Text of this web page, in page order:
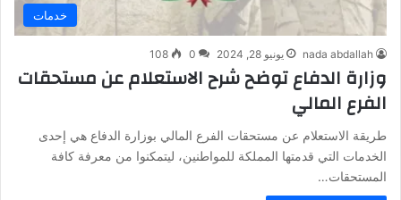
خدمات
nada abdallah يونيو 28, 2024 0
108
وزارة الدفاع توضح شرح الاستعلام عن مستحقات
الفرع المالي
طريقة الاستعلام عن مستحقات الفرع المالي بوزارة الدفاع هي إحدى
الخدمات التي قدمتها المملكة للمواطنين، ليتمكنوا من معرفة كافة
المستحقات…